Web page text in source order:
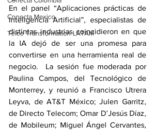
Conecta Mexico
Telco Transformation LATAM
En el panel “Aplicaciones prácticas de
Inteligencia Artificial”, especialistas de
distintas industrias coincidieron en que
la IA dejó de ser una promesa para
convertirse en una herramienta real de
negocio.  La sesión fue moderada por
Paulina Campos, del Tecnológico de
Monterrey, y reunió a Francisco Utrera
Leyva, de AT&T México; Julen Garritz,
de Directo Telecom; Omar D’Jesús Díaz,
de Mobileum; Miguel Ángel Cervantes,